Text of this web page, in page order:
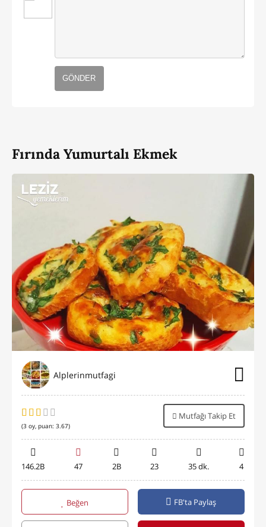
GÖNDER
Fırında Yumurtalı Ekmek
Alplerinmutfagi
(3 oy, puan: 3.67)
Mutfağı Takip Et
146.2B 47 2B 23 35 dk. 4
Beğen FB'ta Paylaş